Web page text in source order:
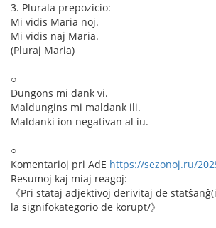
3. Plurala prepozicio:
Mi vidis Maria noj.
Mi vidis naj Maria.
(Pluraj Maria)
○
Dungons mi dank vi.
Maldungins mi maldank ili.
Maldanki ion negativan al iu.
○
Komentarioj pri AdE https://sezonoj.ru/
Resumoj kaj miaj reagoj:
《Pri stataj adjektivoj derivitaj de
la signifokategorio de korupt/》